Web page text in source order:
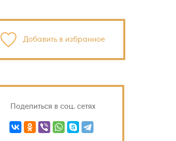
Добавить в избранное
Поделиться в соц. сетях